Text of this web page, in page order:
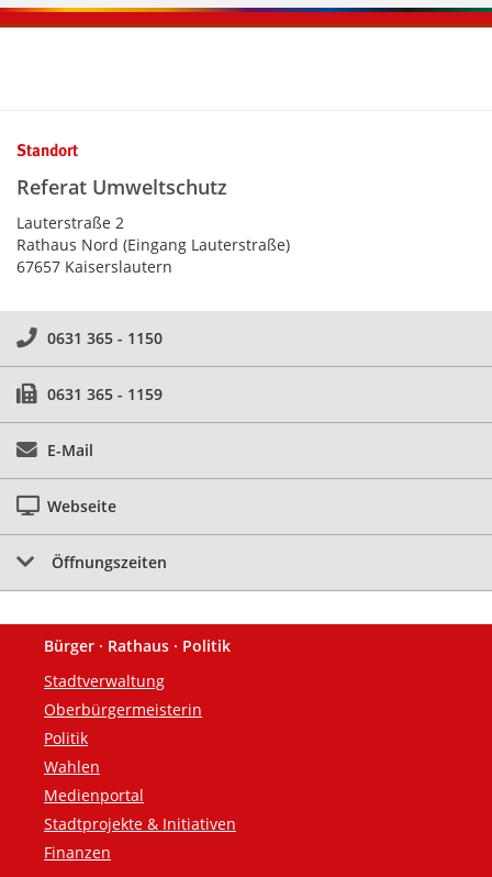
Standort
Referat Umweltschutz
Lauterstraße 2
Rathaus Nord (Eingang Lauterstraße)
67657 Kaiserslautern
0631 365 - 1150
0631 365 - 1159
E-Mail
Webseite
Öffnungszeiten
Fußzeile
Bürger · Rathaus · Politik
Stadtverwaltung
Oberbürgermeisterin
Politik
Wahlen
Medienportal
Stadtprojekte & Initiativen
Finanzen